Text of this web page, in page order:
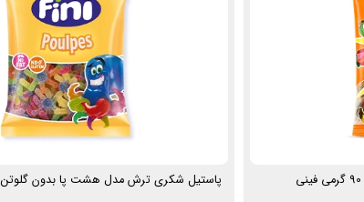
پاستیل شکری ترش مدل هشت پا بدون گلوتن 90 گرمی فینی